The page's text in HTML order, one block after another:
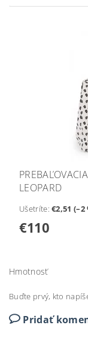
LEOPARD
Ušetríte:€2,51 (–2
€110
Hmotnosť
Buďte prvý, kto
Pridať